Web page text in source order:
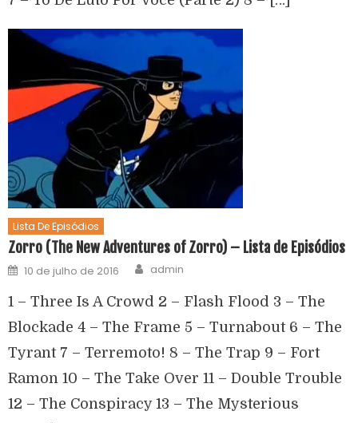
Lista De Episódios
Zorro (The New Adventures of Zorro) – Lista de Episódios
10 de julho de 2016 admin
1 – Three Is A Crowd 2 – Flash Flood 3 – The
Blockade 4 – The Frame 5 – Turnabout 6 – The
Tyrant 7 – Terremoto! 8 – The Trap 9 – Fort
Ramon 10 – The Take Over 11 – Double Trouble
12 – The Conspiracy 13 – The Mysterious